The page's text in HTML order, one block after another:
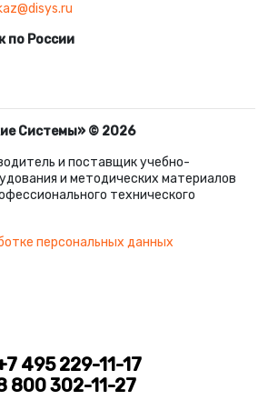
по России
Системы» © 2026
и поставщик учебно-
и методических материалов
технического
персональных данных
495 229-11-17
800 302-11-27